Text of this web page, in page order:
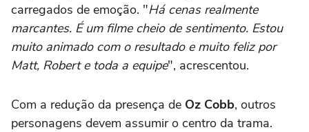
carregados de emoção. "Há cenas realmente
marcantes. É um filme cheio de sentimento. Estou
muito animado com o resultado e muito feliz por
Matt, Robert e toda a equipe", acrescentou.
Com a redução da presença de Oz Cobb, outros
personagens devem assumir o centro da trama.